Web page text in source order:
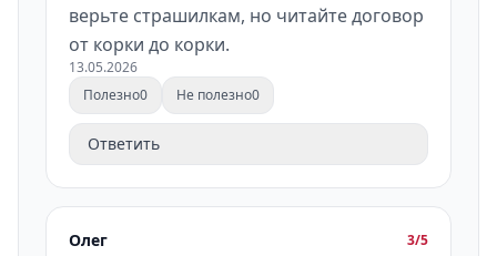
верьте страшилкам, но читайте договор
от корки до корки.
13.05.2026
Полезно0 Не полезно0
Ответить
Олег 3/5